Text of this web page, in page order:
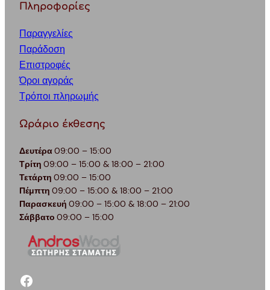
Πληροφορίες
Παραγγελίες
Παράδοση
Επιστροφές
Όροι αγοράς
Τρόποι πληρωμής
Ωράριο έκθεσης
Δευτέρα09:00 – 15:00
Τρίτη 09:00 – 15:00 & 18:00 – 21:00
Τετάρτη 09:00 – 15:00
Πέμπτη 09:00 – 15:00 & 18:00 – 21:00
Παρασκευή 09:00 – 15:00 & 18:00 – 21:00
Σάββατο 09:00 – 15:00
facebook